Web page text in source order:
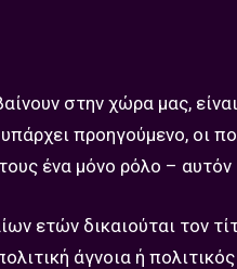
στην χώρα μας,
προηγούμενο, οι
ένα μόνο ρόλο –
ετών δικαιούται τον
άγνοια ή